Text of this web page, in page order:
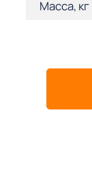
Масса, кг